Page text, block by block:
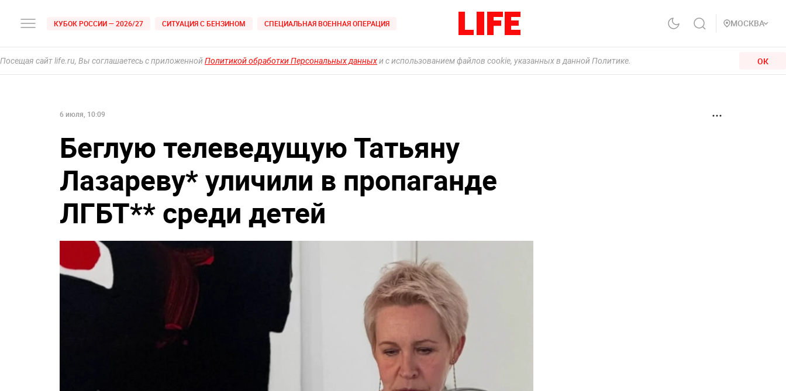
КУБОК РОССИИ — 2026/27 СИТУАЦИЯ С БЕНЗИНОМ СПЕЦИАЛЬНАЯ ВОЕННАЯ ОПЕРАЦИЯ МОСКВА
Посещая сайт life.ru, Вы соглашаетесь с приложеннойПолитикой обработки Персональных данныхи с использованием файлов cookie, указанных в данной Политике. ОК
6 июля, 10:09
Беглую телеведущую Татьяну
Лазареву* уличили в пропаганде
ЛГБТ** среди детей